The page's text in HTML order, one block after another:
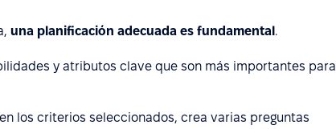
una planificación adecuada es fundamental.
y atributos clave que son más importantes para
los criterios seleccionados, crea varias preguntas